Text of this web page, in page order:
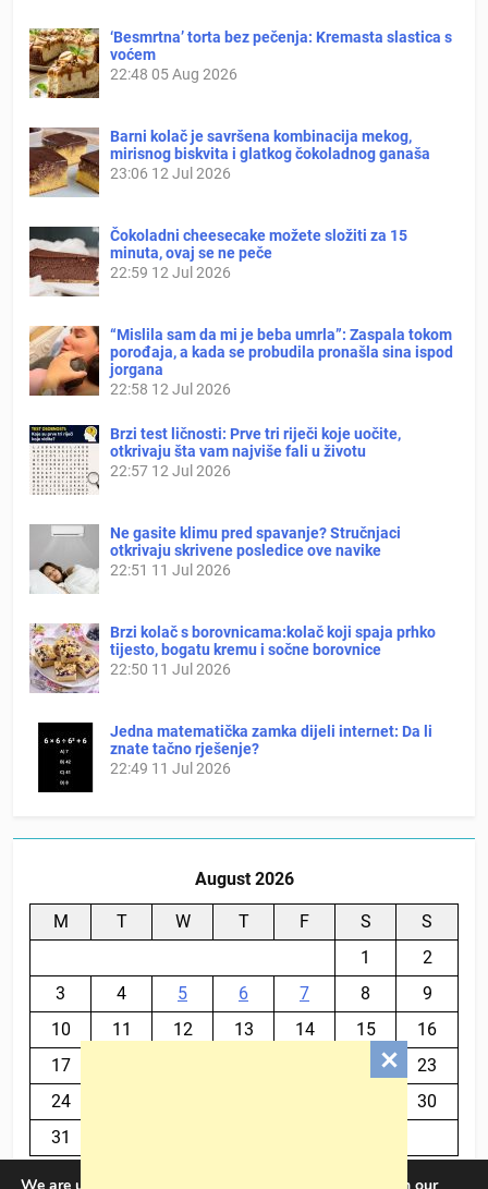
‘Besmrtna’ torta bez pečenja: Kremasta slastica s
voćem
22:48 05 Aug 2026
Barni kolač je savršena kombinacija mekog,
mirisnog biskvita i glatkog čokoladnog ganaša
23:06 12 Jul 2026
Čokoladni cheesecake možete složiti za 15
minuta, ovaj se ne peče
22:59 12 Jul 2026
“Mislila sam da mi je beba umrla”: Zaspala tokom
porođaja, a kada se probudila pronašla sina ispod
jorgana
22:58 12 Jul 2026
Brzi test ličnosti: Prve tri riječi koje uočite,
otkrivaju šta vam najviše fali u životu
22:57 12 Jul 2026
Ne gasite klimu pred spavanje? Stručnjaci
otkrivaju skrivene posledice ove navike
22:51 11 Jul 2026
Brzi kolač s borovnicama:kolač koji spaja prhko
tijesto, bogatu kremu i sočne borovnice
22:50 11 Jul 2026
Jedna matematička zamka dijeli internet: Da li
znate tačno rješenje?
22:49 11 Jul 2026
August 2026
M T W T F S
S
1
2
3
4 5 6 7 8
9
10
11 12 13 14 15
16
17
23
24
30
31